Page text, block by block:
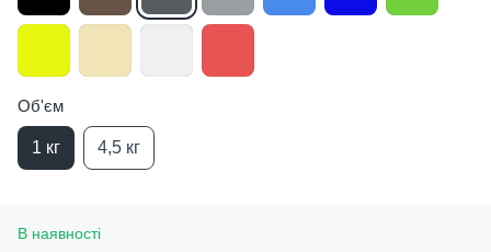
Об'єм
1 кг 4,5 кг
В наявності